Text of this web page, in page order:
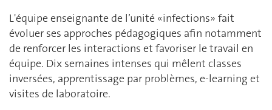
L'équipe enseignante de l’unité «infections» fait
évoluer ses approches pédagogiques afin notamment
de renforcer les interactions et favoriser le travail en
équipe. Dix semaines intenses qui mêlent classes
inversées, apprentissage par problèmes, e-learning et
visites de laboratoire.